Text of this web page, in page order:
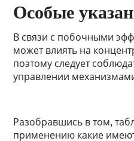
Особые
В связи с побочными
может влиять на
поэтому следует
управлении
Разобравшись в том,
применению какие